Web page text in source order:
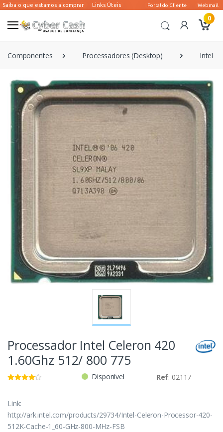
0
Componentes Processadores (Desktop) Intel
Processador Intel Celeron 420
1.60Ghz 512/ 800 775
Disponível Ref: 02117
Link:
http://ark.intel.com/products/29734/Intel-Celeron-Processor-420-
512K-Cache-1_60-GHz-800-MHz-FSB